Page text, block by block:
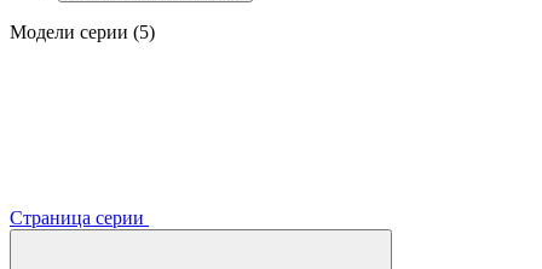
Модели серии (5)
Страница серии